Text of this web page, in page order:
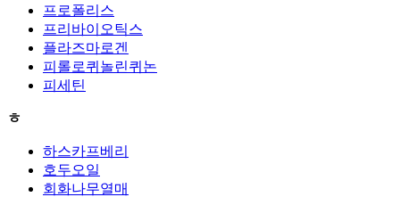
프로폴리스
프리바이오틱스
플라즈마로겐
피롤로퀴놀린퀴논
피세틴
ㅎ
하스카프베리
호두오일
회화나무열매